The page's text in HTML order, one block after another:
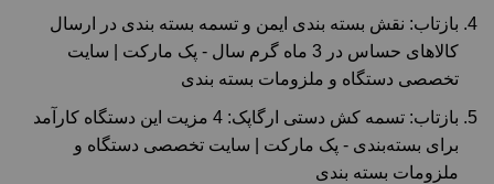
بازتاب: نقش بسته‌ بندی ایمن و تسمه بسته بندی در ارسال
کالاهای حساس در 3 ماه‌ گرم سال - پک مارکت | سایت
تخصصی دستگاه و ملزومات بسته بندی
بازتاب:
تسمه کش دستی ارگاپک: 4 مزیت این دستگاه کارآمد
برای بسته‌بندی - پک مارکت | سایت تخصصی دستگاه و
ملزومات بسته بندی